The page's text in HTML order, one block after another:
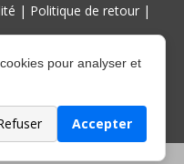
| Politique de retour |
pour analyser et
Accepter